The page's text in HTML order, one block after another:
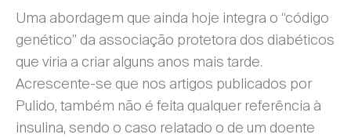
Uma abordagem que ainda hoje integra o “código
genético” da associação protetora dos diabéticos
que viria a criar alguns anos mais tarde.
Acrescente-se que nos artigos publicados por
Pulido, também não é feita qualquer referência à
insulina, sendo o caso relatado o de um doente